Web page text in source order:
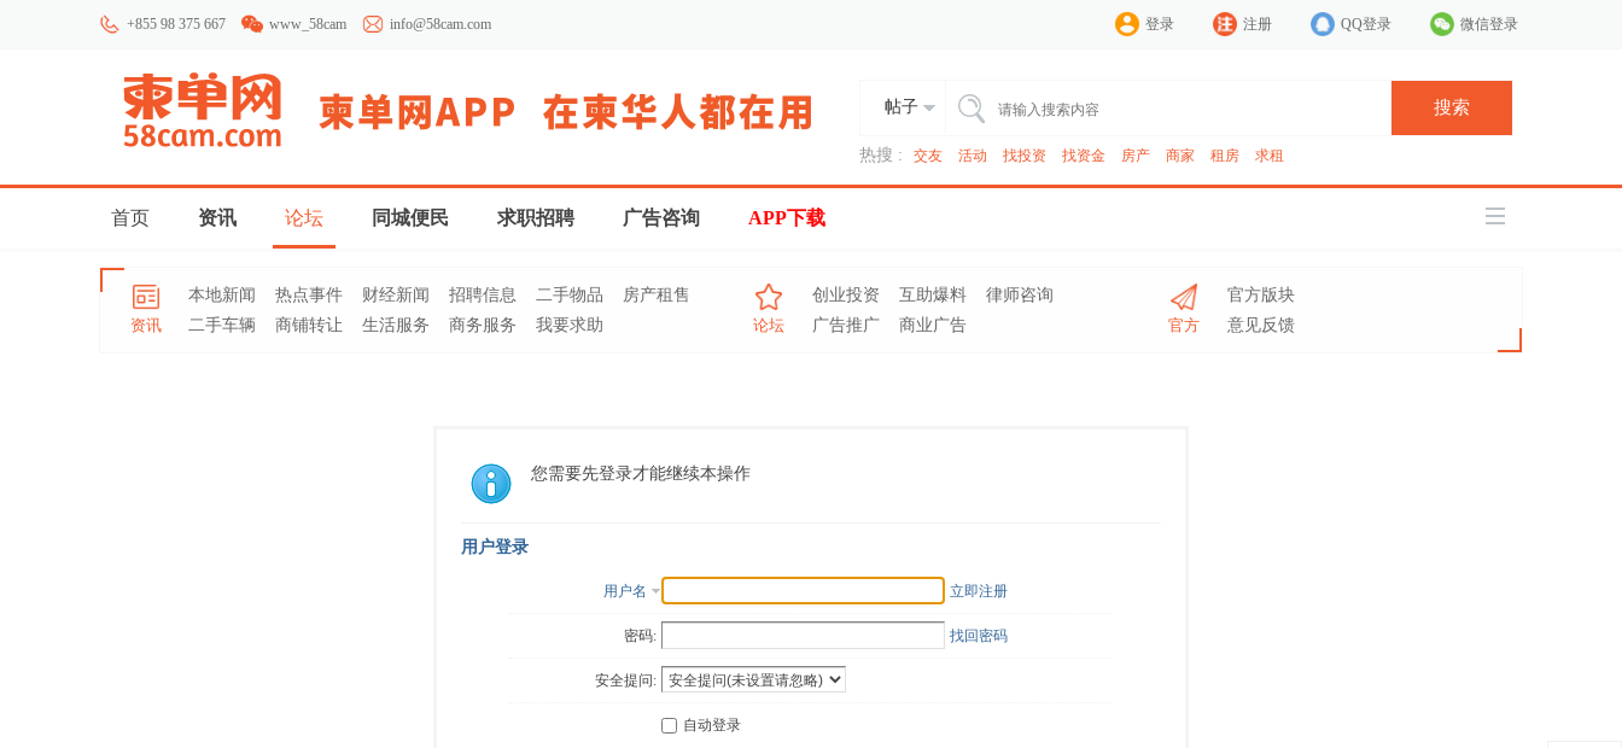
+855 98 375 667 www_58cam info@58cam.com 登录 注册 QQ登录 微信登录
帖子 搜索
热搜 : 交友 活动 找投资 找资金 房产 商家 租房 求租
首页 资讯 论坛 同城便民 求职招聘 广告咨询 APP下载
资讯
本地新闻 热点事件 财经新闻 招聘信息 二手物品
房产租售
二手车辆
商铺转让 生活服务 商务服务 我要求助 论坛
创业投资 互助爆料
律师咨询
广告推广
商业广告 官方
官方版块
意见反馈
您需要先登录才能继续本操作
用户登录
用户名 立即注册
密码: 找回密码
安全提问:
自动登录